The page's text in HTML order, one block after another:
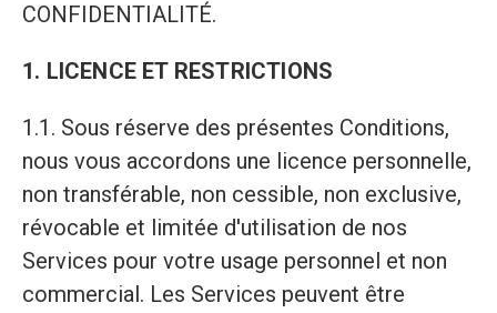
CONFIDENTIALITÉ.
1. LICENCE ET RESTRICTIONS
1.1. Sous réserve des présentes Conditions,
nous vous accordons une licence personnelle,
non transférable, non cessible, non exclusive,
révocable et limitée d'utilisation de nos
Services pour votre usage personnel et non
commercial. Les Services peuvent être